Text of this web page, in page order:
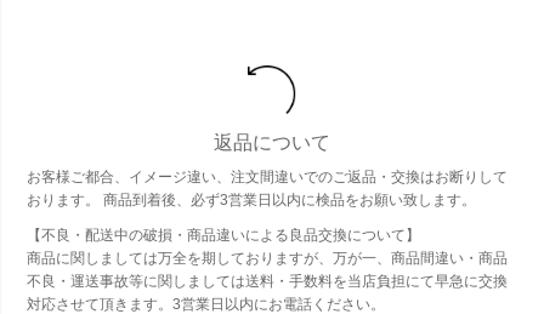
返品について
お客様ご都合、イメージ違い、注文間違いでのご返品・交換はお断りして
おります。 商品到着後、必ず3営業日以内に検品をお願い致します。
【不良・配送中の破損・商品違いによる良品交換について】
商品に関しましては万全を期しておりますが、万が一、商品間違い・商品
不良・運送事故等に関しましては送料・手数料を当店負担にて早急に交換
対応させて頂きます。3営業日以内にお電話ください。